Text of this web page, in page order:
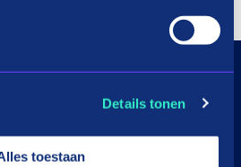
Details tonen
toestaan